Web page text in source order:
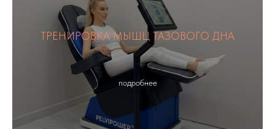
ТРЕНИРОВКА МЫШЦ ТАЗОВОГО ДНА
подробнее